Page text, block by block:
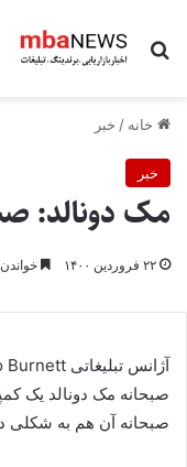
جستجو برای
خانه / خبر
خبر
مک دونالد:
۲۲ فروردین ۱۴۰۰ خواندن این
آژانس تبلیغاتی Burnett
صبحانه مک دونالد یک
صبحانه آن هم به شکلی